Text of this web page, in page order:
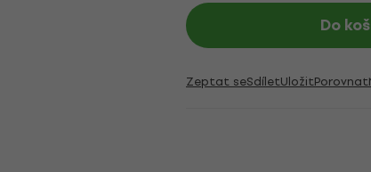
Do
Zeptat seSdíletUložitPorovnat